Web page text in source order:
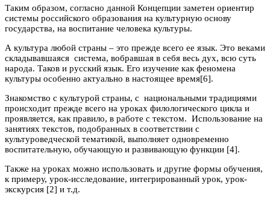
Таким образом, согласно данной Концепции заметен ориентир
системы российского образования на культурную основу
государства, на воспитание человека культуры.
А культура любой страны – это прежде всего ее язык. Это веками
складывавшаяся система, вобравшая в себя весь дух, всю суть
народа. Таков и русский язык. Его изучение как феномена
культуры особенно актуально в настоящее время[6].
Знакомство с культурой страны, с национальными традициями
происходит прежде всего на уроках филологического цикла и
проявляется, как правило, в работе с текстом. Использование на
занятиях текстов, подобранных в соответствии с
культуроведческой тематикой, выполняет одновременно
воспитательную, обучающую и развивающую функции [4].
Также на уроках можно использовать и другие формы обучения,
к примеру, урок-исследование, интегрированный урок, урок-
экскурсия [2] и т.д.